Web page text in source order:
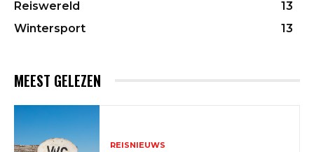
Reiswereld
13
Wintersport
13
MEEST GELEZEN
REISNIEUWS